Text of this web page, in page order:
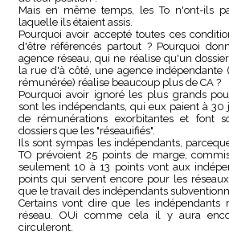
Mais en même temps, les To n'ont-ils
laquelle ils étaient assis.
Pourquoi avoir accepté toutes ces
d'être référencés partout ? Pourquoi
agence réseau, qui ne réalise qu'un
la rue d'à côté, une agence indépendante
rémunérée) réalise beaucoup plus de CA ?
Pourquoi avoir ignoré les plus grands
sont les indépendants, qui eux paient à 30
de rémunérations exorbitantes et font
dossiers que les "réseauifiés".
Ils sont sympas les indépendants,
TO prévoient 25 points de marge,
seulement 10 à 13 points vont aux
points qui servent encore pour les
que le travail des indépendants
Certains vont dire que les indépendants
réseau. OUi comme cela il y aura
circuleront.